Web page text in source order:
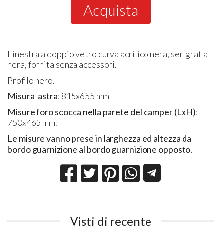
Acquista
Finestra a doppio vetro curva acrilico nera, serigrafia
nera, fornita senza accessori.
Profilo nero.
Misura lastra: 815x655 mm.
Misure foro scocca nella parete del camper (LxH):
750x465 mm.
Le misure vanno prese in larghezza ed altezza da
bordo guarnizione al bordo guarnizione opposto.
Visti di recente